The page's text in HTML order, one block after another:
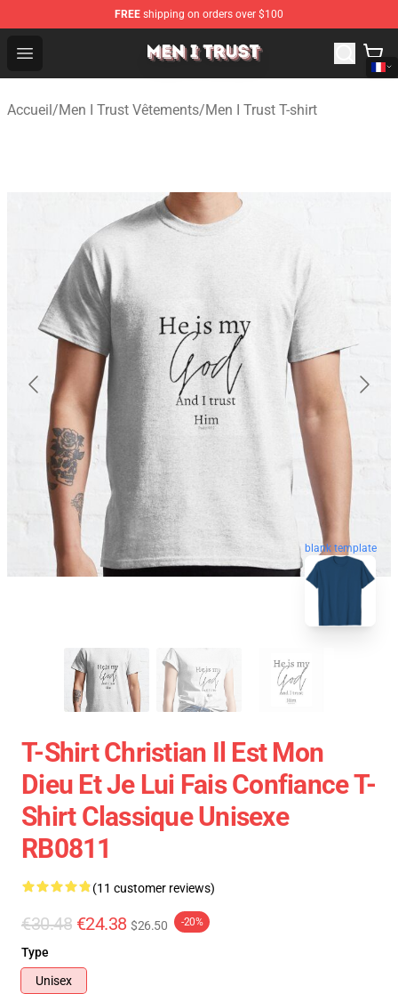
FREE shipping on orders over $100
Open menu
Men I Trust Shop - Official Men I Trust Merchandise Store
Accueil/Men I Trust Vêtements/Men I Trust T-shirt
blank template
T-Shirt Christian Il Est Mon
Dieu Et Je Lui Fais Confiance T-
Shirt Classique Unisexe
RB0811
(11 customer reviews)
€30.48 €24.38 $26.50 -20%
Type
Unisex